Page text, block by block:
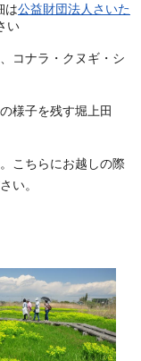
は公益財団法人さいた
い
コナラ・クヌギ・シ
様子を残す堀上田
こちらにお越しの際
い。